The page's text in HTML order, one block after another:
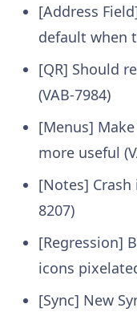
[Address
default when
[QR] Should
(VAB-7984)
[Menus]
more useful
[Notes] Crash
8207)
[Regression]
icons
[Sync] New